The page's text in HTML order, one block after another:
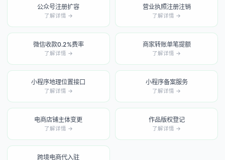
公众号注册扩容
了解详情 →
营业执照注册注销
了解详情 →
微信收款0.2%费率
了解详情 →
商家转账单笔提额
了解详情 →
小程序地理位置接口
了解详情 →
小程序备案服务
了解详情 →
电商店铺主体变更
了解详情 →
作品版权登记
了解详情 →
跨境电商代入驻